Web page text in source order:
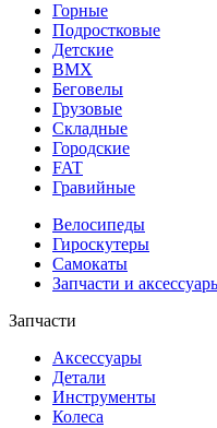
Горные
Подростковые
Детские
BMX
Беговелы
Грузовые
Складные
Городские
FAT
Гравийные
Велосипеды
Гироскутеры
Самокаты
Запчасти и
Запчасти
Аксессуары
Детали
Инструменты
Колеса